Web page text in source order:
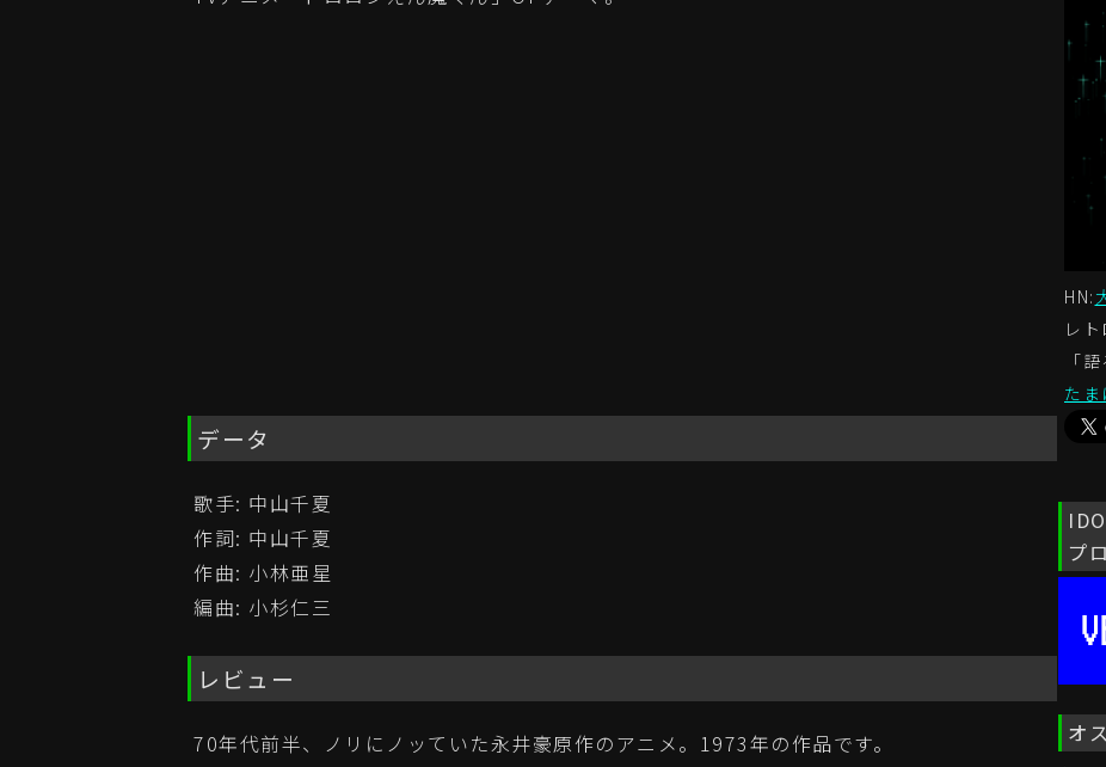
データ
歌手: 中山千夏
作詞: 中山千夏
作曲: 小林亜星
編曲: 小杉仁三
レビュー
70年代前半、ノリにノッていた永井豪原作のアニメ。1973年の作品です。
HN:
レ
「
たま
プ
オ